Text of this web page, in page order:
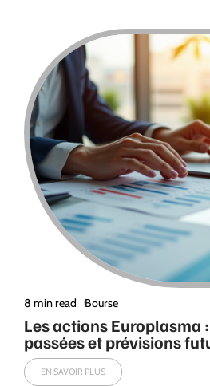
8 min read Bourse
Les actions Europlasma
passées et prévisions
EN SAVOIR PLUS